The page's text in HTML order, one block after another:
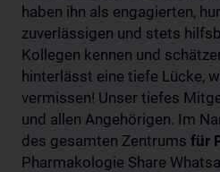
haben ihn als engagierten,
zuverlässigen und stets
Kollegen kennen und
hinterlässt eine tiefe Lücke,
vermissen! Unser tiefes
und allen Angehörigen. Im
des gesamten Zentrums für
Pharmakologie Share